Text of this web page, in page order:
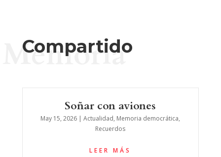
Compartido
Memoria
Soñar con aviones
May 15, 2026 |Actualidad, Memoria democrática,
Recuerdos
LEER MÁS